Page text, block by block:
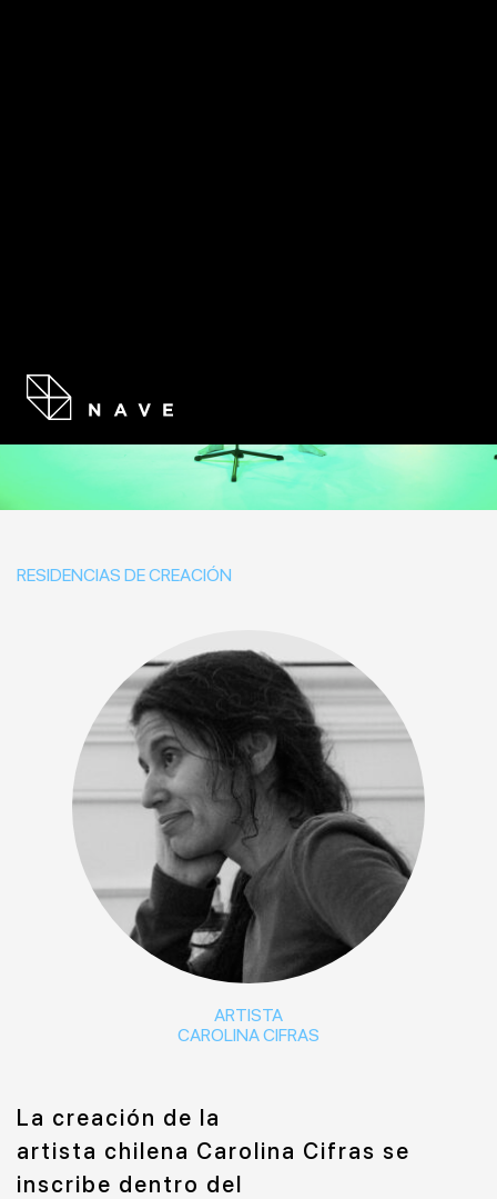
Compartir
RESIDENCIAS DE CREACIÓN
La creación de la
artista chilena Carolina Cifras se
inscribe dentro del
ARTISTA
CAROLINA CIFRAS